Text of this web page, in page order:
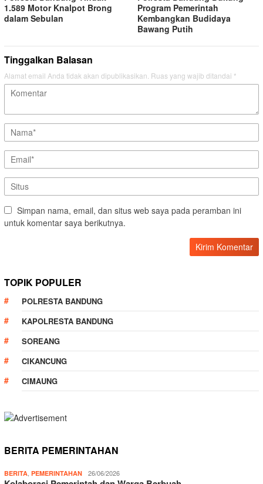
1.589 Motor Knalpot Brong
dalam Sebulan
Program Pemerintah
Kembangkan Budidaya
Bawang Putih
Tinggalkan Balasan
Alamat email Anda tidak akan dipublikasikan. Ruas yang wajib ditandai *
Simpan nama, email, dan situs web saya pada peramban ini
untuk komentar saya berikutnya.
TOPIK POPULER
POLRESTA BANDUNG
KAPOLRESTA BANDUNG
SOREANG
CIKANCUNG
CIMAUNG
BERITA PEMERINTAHAN
BERITA, PEMERINTAHAN 26/06/2026